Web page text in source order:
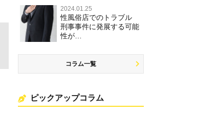
2024.01.25
性風俗店でのトラブル
刑事事件に発展する可能
性が…
コラム一覧
ピックアップコラム